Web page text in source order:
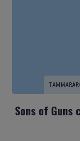
Sons of Guns